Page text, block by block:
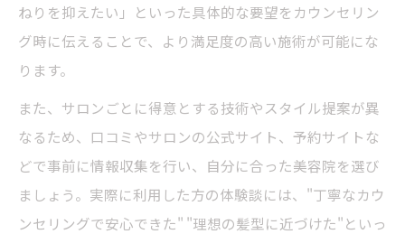
八事エリアの隠れ家サロンで叶う艶髪体験
担当者との信頼関係が生む上質な仕上がり
八事日赤駅周辺で癒やしを求める大人女性
へ
落ち着いた空間の美容院で心と髪をリセッ
ト
ねりを抑えたい」といった具体的な要望をカウンセリン
グ時に伝えることで、より満足度の高い施術が可能にな
ります。
また、サロンごとに得意とする技術やスタイル提案が異
なるため、口コミやサロンの公式サイト、予約サイトな
どで事前に情報収集を行い、自分に合った美容院を選び
ましょう。実際に利用した方の体験談には、"丁寧なカウ
ンセリングで安心できた" "理想の髪型に近づけた"といっ